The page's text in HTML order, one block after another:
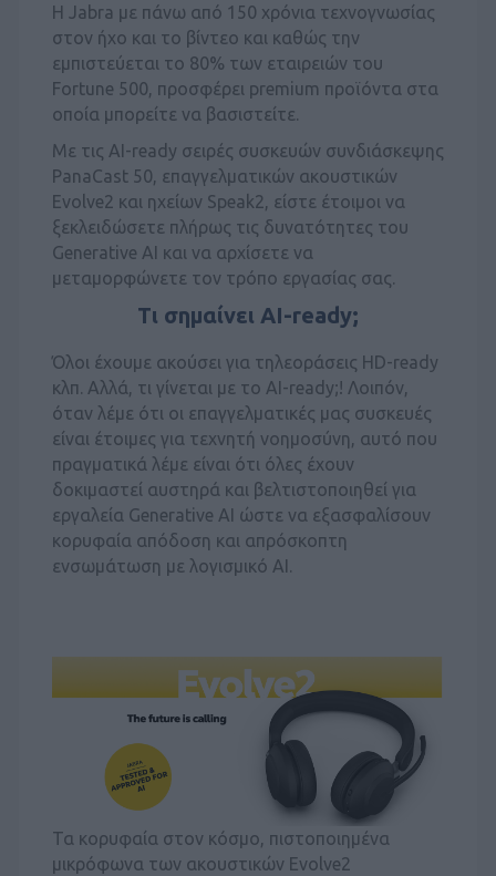
Η Jabra με πάνω από 150 χρόνια τεχνογνωσίας
στον ήχο και το βίντεο και καθώς την
εμπιστεύεται το 80% των εταιρειών του
Fortune 500, προσφέρει premium προϊόντα στα
οποία μπορείτε να βασιστείτε.
Με τις AI-ready σειρές συσκευών συνδιάσκεψης
PanaCast 50, επαγγελματικών ακουστικών
Evolve2 και ηχείων Speak2, είστε έτοιμοι να
ξεκλειδώσετε πλήρως τις δυνατότητες του
Generative AI και να αρχίσετε να
μεταμορφώνετε τον τρόπο εργασίας σας.
Τι σημαίνει AI-ready;
Όλοι έχουμε ακούσει για τηλεοράσεις HD-ready
κλπ. Αλλά, τι γίνεται με το AI-ready;! Λοιπόν,
όταν λέμε ότι οι επαγγελματικές μας συσκευές
είναι έτοιμες για τεχνητή νοημοσύνη, αυτό που
πραγματικά λέμε είναι ότι όλες έχουν
δοκιμαστεί αυστηρά και βελτιστοποιηθεί για
εργαλεία Generative AI ώστε να εξασφαλίσουν
κορυφαία απόδοση και απρόσκοπτη
ενσωμάτωση με λογισμικό AI.
Τα κορυφαία στον κόσμο, πιστοποιημένα
μικρόφωνα των ακουστικών Evolve2